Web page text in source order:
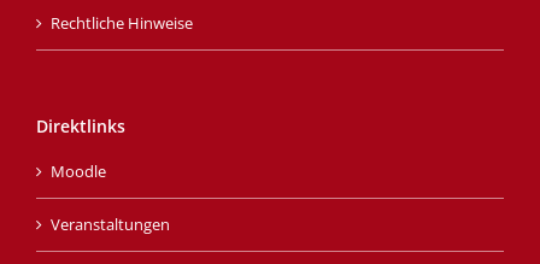
Rechtliche Hinweise
Direktlinks
Moodle
Veranstaltungen